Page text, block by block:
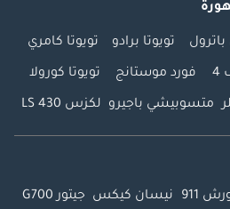
تويوتا برادو تويوتا كامري
4 فورد موستانج تويوتا كورولا
متسوبيشي باجيرو لكزس LS 430
911 نيسان كيكس جيتور G700